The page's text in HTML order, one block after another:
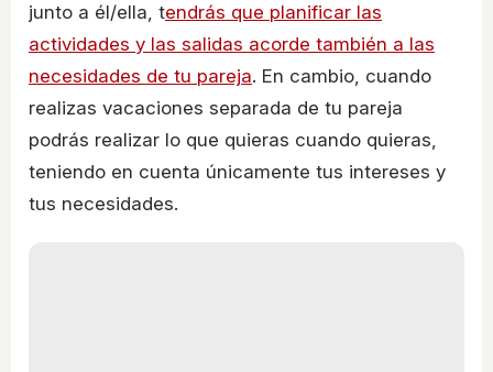
junto a él/ella, tendrás que planificar las
actividades y las salidas acorde también a las
necesidades de tu pareja. En cambio, cuando
realizas vacaciones separada de tu pareja
podrás realizar lo que quieras cuando quieras,
teniendo en cuenta únicamente tus intereses y
tus necesidades.